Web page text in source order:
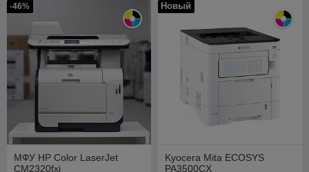
-46%
МФУ HP Color LaserJet
CM2320fxi
Новый
Kyocera Mita ECOSYS
PA3500CX